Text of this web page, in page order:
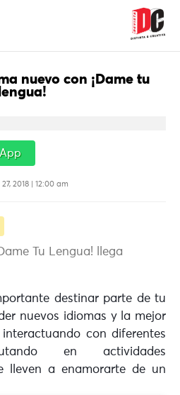
nuevo con ¡Dame tu
lengua!
2018 | 12:00 am
Tu Lengua! llega
destinar parte de tu
nuevos idiomas y la mejor
con diferentes
en actividades
lleven a enamorarte de un